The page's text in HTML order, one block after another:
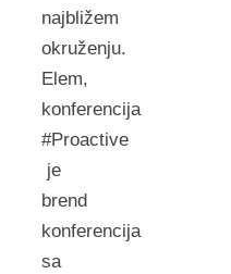
najbližem
okruženju.
Elem,
konferencija
#Proactive
je
brend
konferencija
sa